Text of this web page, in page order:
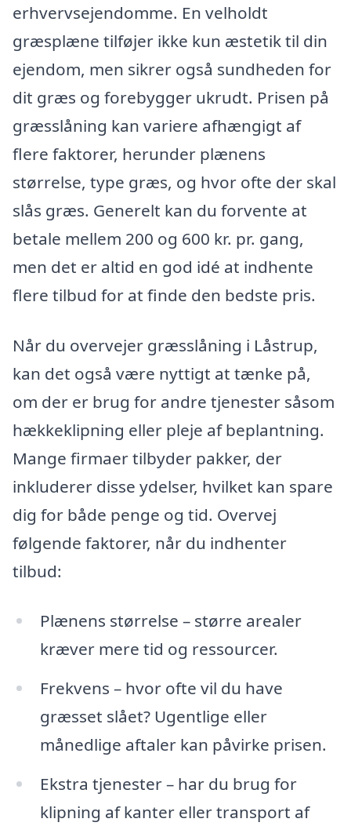
erhvervsejendomme. En velholdt
græsplæne tilføjer ikke kun æstetik til din
ejendom, men sikrer også sundheden for
dit græs og forebygger ukrudt. Prisen på
græsslåning kan variere afhængigt af
flere faktorer, herunder plænens
størrelse, type græs, og hvor ofte der skal
slås græs. Generelt kan du forvente at
betale mellem 200 og 600 kr. pr. gang,
men det er altid en god idé at indhente
flere tilbud for at finde den bedste pris.
Når du overvejer græsslåning i Låstrup,
kan det også være nyttigt at tænke på,
om der er brug for andre tjenester såsom
hækkeklipning eller pleje af beplantning.
Mange firmaer tilbyder pakker, der
inkluderer disse ydelser, hvilket kan spare
dig for både penge og tid. Overvej
følgende faktorer, når du indhenter
tilbud:
Plænens størrelse – større arealer
kræver mere tid og ressourcer.
Frekvens – hvor ofte vil du have
græsset slået? Ugentlige eller
månedlige aftaler kan påvirke prisen.
Ekstra tjenester – har du brug for
klipning af kanter eller transport af